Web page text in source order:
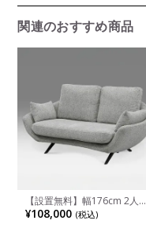
関連のおすすめ商品
【設置無料】幅176cm 2人掛
け ソファ ARESSA カバーリン
グ ソファー 布張り クッショ
¥108,000 (税込)